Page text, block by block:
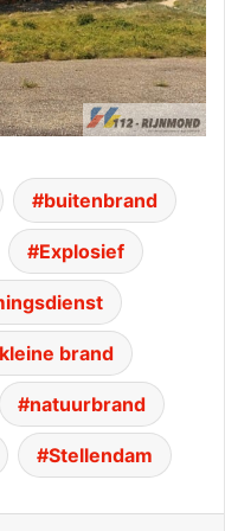
buitenbrand
Explosief
kleine brand
natuurbrand
Stellendam